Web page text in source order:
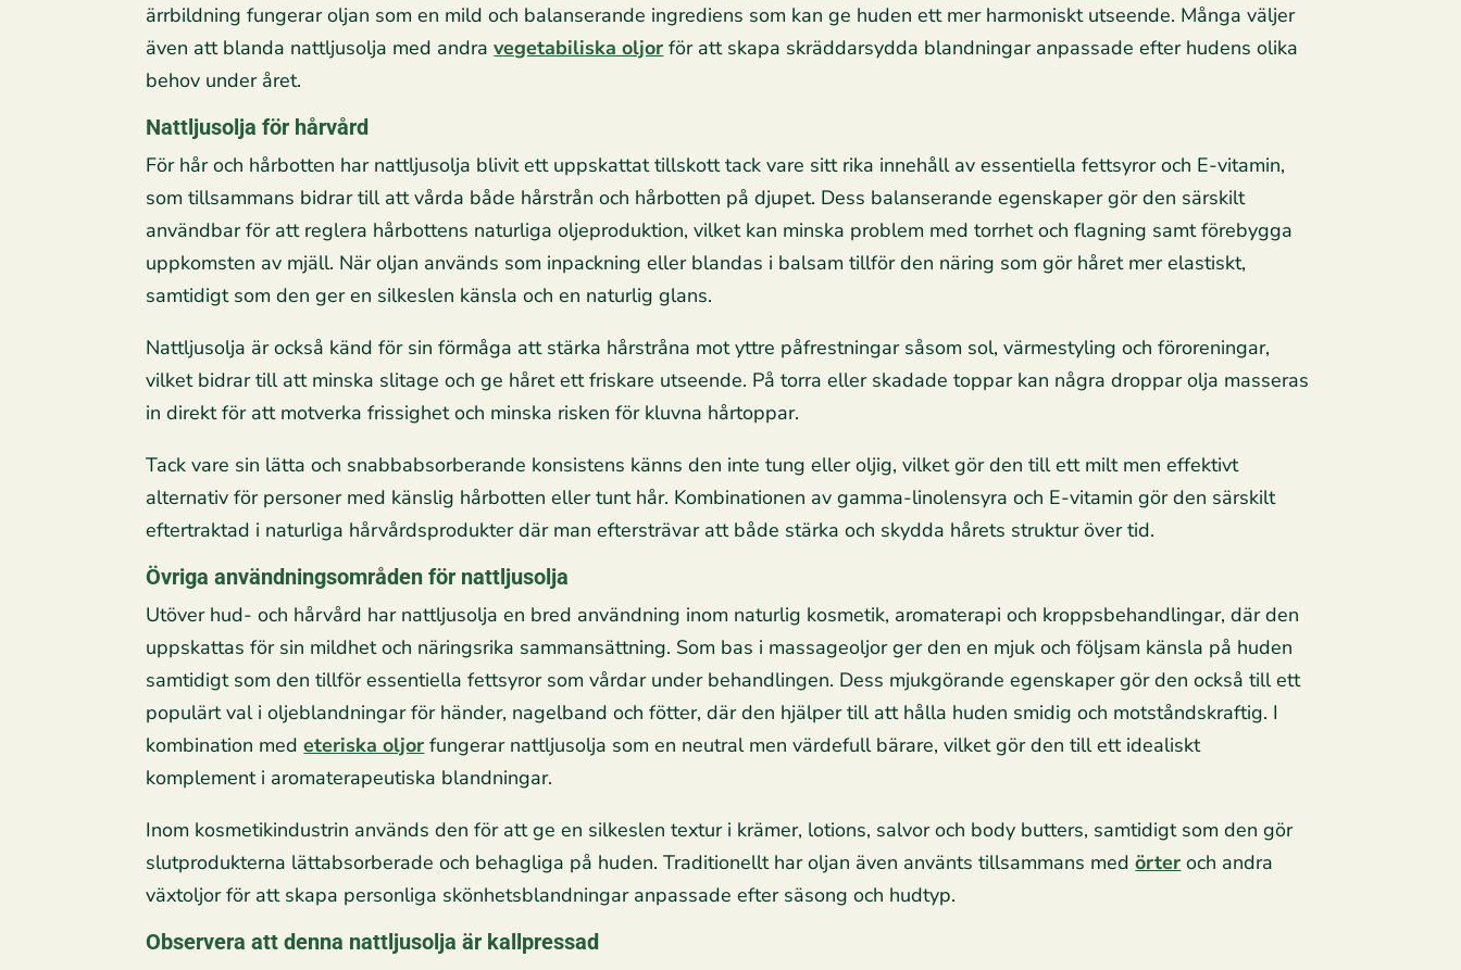
ärrbildning fungerar oljan som en mild och balanserande ingrediens som kan ge huden ett mer harmoniskt utseende. Många väljer
även att blanda nattljusolja med andravegetabiliska oljor för att skapa skräddarsydda blandningar anpassade efter hudens olika
behov under året.
Nattljusolja för hårvård
För hår och hårbotten har nattljusolja blivit ett uppskattat tillskott tack vare sitt rika innehåll av essentiella fettsyror och E-vitamin,
som tillsammans bidrar till att vårda både hårstrån och hårbotten på djupet. Dess balanserande egenskaper gör den särskilt
användbar för att reglera hårbottens naturliga oljeproduktion, vilket kan minska problem med torrhet och flagning samt förebygga
uppkomsten av mjäll. När oljan används som inpackning eller blandas i balsam tillför den näring som gör håret mer elastiskt,
samtidigt som den ger en silkeslen känsla och en naturlig glans.
Nattljusolja är också känd för sin förmåga att stärka hårstråna mot yttre påfrestningar såsom sol, värmestyling och föroreningar,
vilket bidrar till att minska slitage och ge håret ett friskare utseende. På torra eller skadade toppar kan några droppar olja masseras
in direkt för att motverka frissighet och minska risken för kluvna hårtoppar.
Tack vare sin lätta och snabbabsorberande konsistens känns den inte tung eller oljig, vilket gör den till ett milt men effektivt
alternativ för personer med känslig hårbotten eller tunt hår. Kombinationen av gamma-linolensyra och E-vitamin gör den särskilt
eftertraktad i naturliga hårvårdsprodukter där man eftersträvar att både stärka och skydda hårets struktur över tid.
Övriga användningsområden för nattljusolja
Utöver hud- och hårvård har nattljusolja en bred användning inom naturlig kosmetik, aromaterapi och kroppsbehandlingar, där den
uppskattas för sin mildhet och näringsrika sammansättning. Som bas i massageoljor ger den en mjuk och följsam känsla på huden
samtidigt som den tillför essentiella fettsyror som vårdar under behandlingen. Dess mjukgörande egenskaper gör den också till ett
populärt val i oljeblandningar för händer, nagelband och fötter, där den hjälper till att hålla huden smidig och motståndskraftig. I
kombination medeteriska oljor fungerar nattljusolja som en neutral men värdefull bärare, vilket gör den till ett idealiskt
komplement i aromaterapeutiska blandningar.
Inom kosmetikindustrin används den för att ge en silkeslen textur i krämer, lotions, salvor och body butters, samtidigt som den gör
slutprodukterna lättabsorberade och behagliga på huden. Traditionellt har oljan även använts tillsammans medörter och andra
växtoljor för att skapa personliga skönhetsblandningar anpassade efter säsong och hudtyp.
Observera att denna nattljusolja är kallpressad